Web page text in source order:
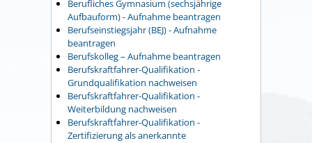
Berufliches Gymnasium (sechsjährige
Aufbauform) - Aufnahme beantragen
Berufseinstiegsjahr (BEJ) - Aufnahme
beantragen
Berufskolleg – Aufnahme beantragen
Berufskraftfahrer-Qualifikation -
Grundqualifikation nachweisen
Berufskraftfahrer-Qualifikation -
Weiterbildung nachweisen
Berufskraftfahrer-Qualifikation -
Zertifizierung als anerkannte